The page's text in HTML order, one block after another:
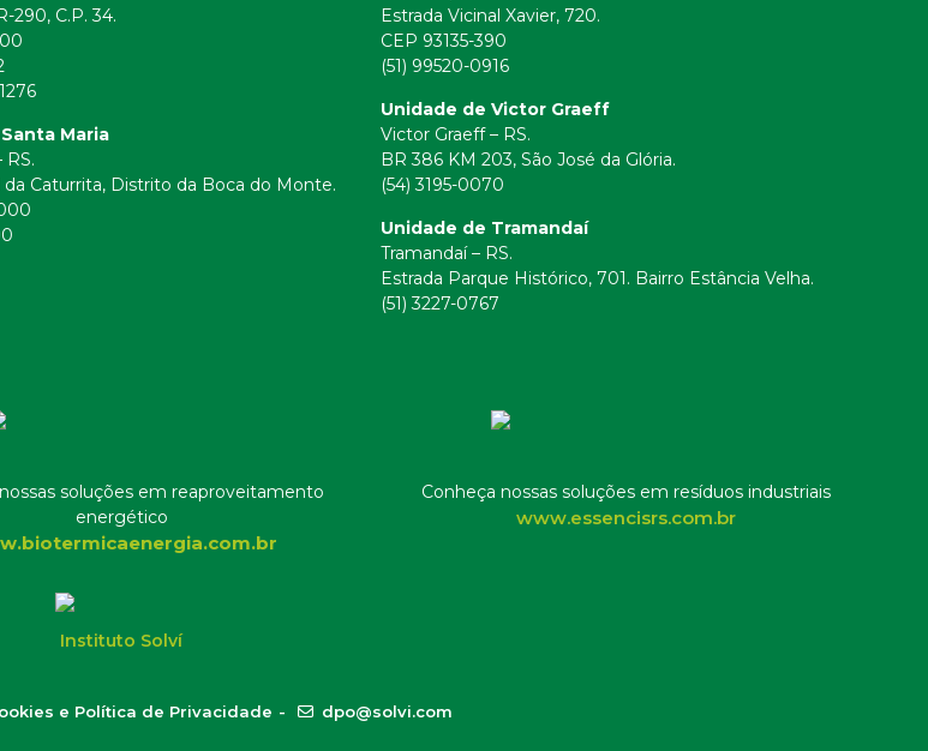
290, C.P. 34.
Maria
RS.
da Caturrita, Distrito da Boca do Monte.
Estrada Vicinal Xavier, 720.
CEP 93135-390
(51) 99520-0916
Unidade de Victor Graeff
Victor Graeff – RS.
BR 386 KM 203, São José da Glória.
(54) 3195-0070
Unidade de Tramandaí
Tramandaí – RS.
Estrada Parque Histórico, 701. Bairro Estância Velha.
(51) 3227-0767
soluções em reaproveitamento
energético
Conheça nossas soluções em resíduos industriais
www.essencisrs.com.br
Instituto Solví
e Política de Privacidade - dpo@solvi.com